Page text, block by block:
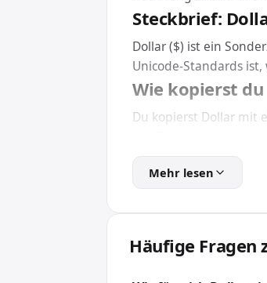
Steckbrief:
Dollar ($) ist ein
Unicode-Standards
Wie kopierst du
Du kopierst Dollar mit
Für Webseiten und
Zeichen unabhängig
Wofür wird
Mehr lesen
Häufige Fragen